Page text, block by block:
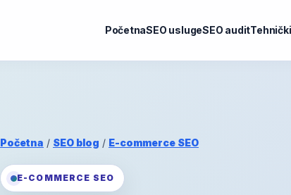
PočetnaSEO uslugeSEO audit
Početna / SEO blog / E-commerce SEO
E-COMMERCE SEO